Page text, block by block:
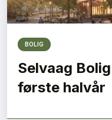
BOLIG
Selvaag
første halvår